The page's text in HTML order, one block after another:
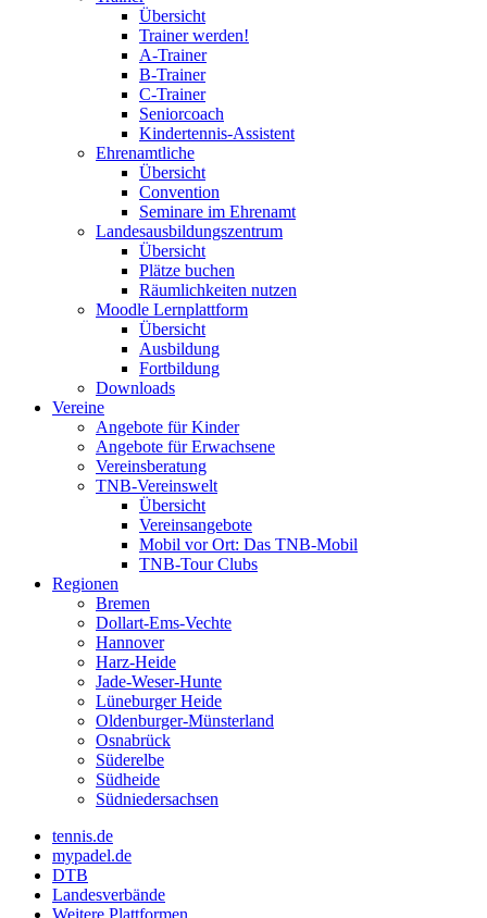
Übersicht
Trainer werden!
A-Trainer
B-Trainer
C-Trainer
Seniorcoach
Kindertennis-Assistent
Ehrenamtliche
Übersicht
Convention
Seminare im Ehrenamt
Landesausbildungszentrum
Übersicht
Plätze buchen
Räumlichkeiten nutzen
Moodle Lernplattform
Übersicht
Ausbildung
Fortbildung
Downloads
Vereine
Angebote für Kinder
Angebote für Erwachsene
Vereinsberatung
TNB-Vereinswelt
Übersicht
Vereinsangebote
Mobil vor Ort: Das TNB-Mobil
TNB-Tour Clubs
Regionen
Bremen
Dollart-Ems-Vechte
Hannover
Harz-Heide
Jade-Weser-Hunte
Lüneburger Heide
Oldenburger-Münsterland
Osnabrück
Süderelbe
Südheide
Südniedersachsen
tennis.de
mypadel.de
DTB
Landesverbände
Weitere Plattformen